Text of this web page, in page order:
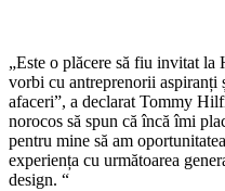
„Este o plăcere să fiu invitat la
vorbi cu antreprenorii
afaceri”, a declarat Tommy
norocos să spun că încă îmi
pentru mine să am
experiența cu următoarea
design. “